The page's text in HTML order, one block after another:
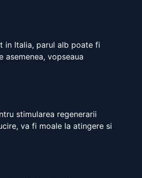
in Italia, parul alb poate fi
vopseaua
stimularea regenerarii
va fi moale la atingere si